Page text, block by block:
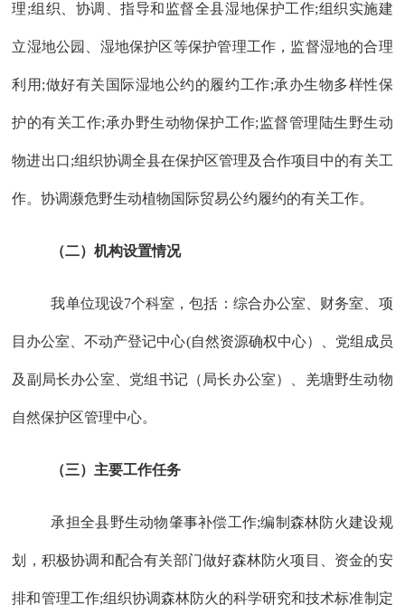
理;组织、协调、指导和监督全县湿地保护工作;组织实施建
立湿地公园、湿地保护区等保护管理工作，监督湿地的合理
利用;做好有关国际湿地公约的履约工作;承办生物多样性保
护的有关工作;承办野生动物保护工作;监督管理陆生野生动
物进出口;组织协调全县在保护区管理及合作项目中的有关工
作。协调濒危野生动植物国际贸易公约履约的有关工作。
（二）机构设置情况
我单位现设7个科室，包括： 综合办公室 财务室 项
目办公室、不动产登记中心(自然资源确权中心）、党组成员
及副局长办公室 党组书记（局长办公室）、 羌塘野生动物
自然保护区管理中心。
（三）主要工作任务
承担全县野生动物肇事补偿工作;编制森林防火建设规
划，积极协调和配合有关部门做好森林防火项目、资金的安
排和管理工作;组织协调森林防火的科学研究和技术标准制定